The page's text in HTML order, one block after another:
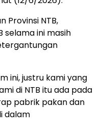
Provinsi NTB,
selama ini masih
ini, justru kami yang
di NTB itu ada pada
pabrik pakan dan
dalam